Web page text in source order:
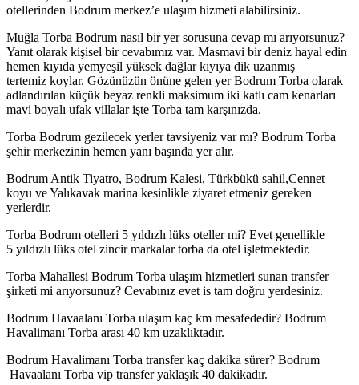
otellerinden Bodrum merkez’e ulaşım hizmeti alabilirsiniz.
Muğla Torba Bodrum nasıl bir yer sorusuna cevap mı arıyorsunuz?
Yanıt olarak kişisel bir cevabımız var. Masmavi bir deniz hayal edin
hemen kıyıda yemyeşil yüksek dağlar kıyıya dik uzanmış
tertemiz koylar. Gözünüzün önüne gelen yer Bodrum Torba olarak
adlandırılan küçük beyaz renkli maksimum iki katlı cam kenarları
mavi boyalı ufak villalar işte Torba tam karşınızda.
Torba Bodrum gezilecek yerler tavsiyeniz var mı? Bodrum Torba
şehir merkezinin hemen yanı başında yer alır.
Bodrum Antik Tiyatro, Bodrum Kalesi, Türkbükü sahil,Cennet
koyu ve Yalıkavak marina kesinlikle ziyaret etmeniz gereken
yerlerdir.
Torba Bodrum otelleri 5 yıldızlı lüks oteller mi? Evet genellikle
5 yıldızlı lüks otel zincir markalar torba da otel işletmektedir.
Torba Mahallesi Bodrum Torba ulaşım hizmetleri sunan transfer
şirketi mi arıyorsunuz? Cevabınız evet is tam doğru yerdesiniz.
Bodrum Havaalanı Torba ulaşım kaç km mesafededir? Bodrum
Havalimanı Torba arası 40 km uzaklıktadır.
Bodrum Havalimanı Torba transfer kaç dakika sürer? Bodrum
Havaalanı Torba vip transfer yaklaşık 40 dakikadır.